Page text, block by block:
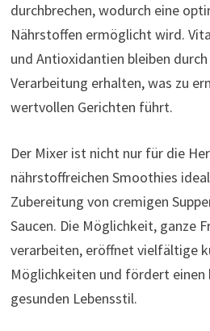
durchbrechen, wodurch eine
Nährstoffen ermöglicht wird.
und Antioxidantien bleiben
Verarbeitung erhalten, was zu
wertvollen Gerichten führt.
Der Mixer ist nicht nur für die
nährstoffreichen Smoothies
Zubereitung von cremigen
Saucen. Die Möglichkeit, ganze
verarbeiten, eröffnet vielfältige
Möglichkeiten und fördert einen
gesunden Lebensstil.